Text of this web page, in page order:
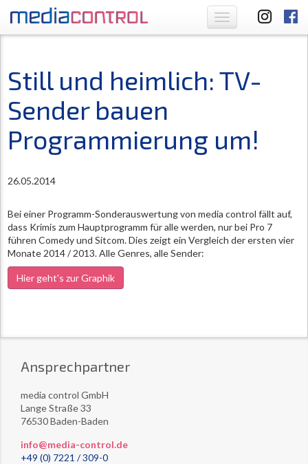
Toggle
navigation
Still und heimlich: TV-
Sender bauen
Programmierung um!
26.05.2014
Bei einer Programm-Sonderauswertung von media control fällt auf,
dass Krimis zum Hauptprogramm für alle werden, nur bei Pro 7
führen Comedy und Sitcom. Dies zeigt ein Vergleich der ersten vier
Monate 2014 / 2013. Alle Genres, alle Sender:
Hier geht's zur Graphik
Ansprechpartner
media control GmbH
Lange Straße 33
76530 Baden-Baden
info@media-control.de
+49 (0) 7221 / 309-0